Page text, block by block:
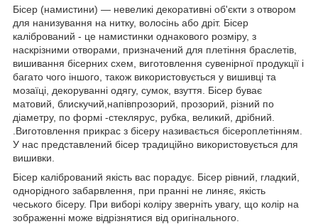
Бісер (намистини) — невеликі декоративні об'єкти з отвором
для нанизування на нитку, волосінь або дріт. Бісер
калібрований - це намистинки однакового розміру, з
наскрізними отворами, призначений для плетіння браслетів,
вишивання бісерних схем, виготовлення сувенірної продукції і
багато чого іншого, також використовується у вишивці та
мозаїці, декоруванні одягу, сумок, взуття. Бісер буває
матовий, блискучий,напівпрозорий, прозорий, різний по
діаметру, по формі -стеклярус, рубка, великий, дрібний.
.Виготовлення прикрас з бісеру називається бісероплетінням.
У нас представлений бісер традиційно використовується для
вишивки.
Бісер калібрований якість вас порадує. Бісер рівний, гладкий,
однорідного забарвлення, при пранні не линяє, якість
чеського бісеру. При виборі коліру зверніть увагу, що колір на
зображенні може відрізнятися від оригінального.